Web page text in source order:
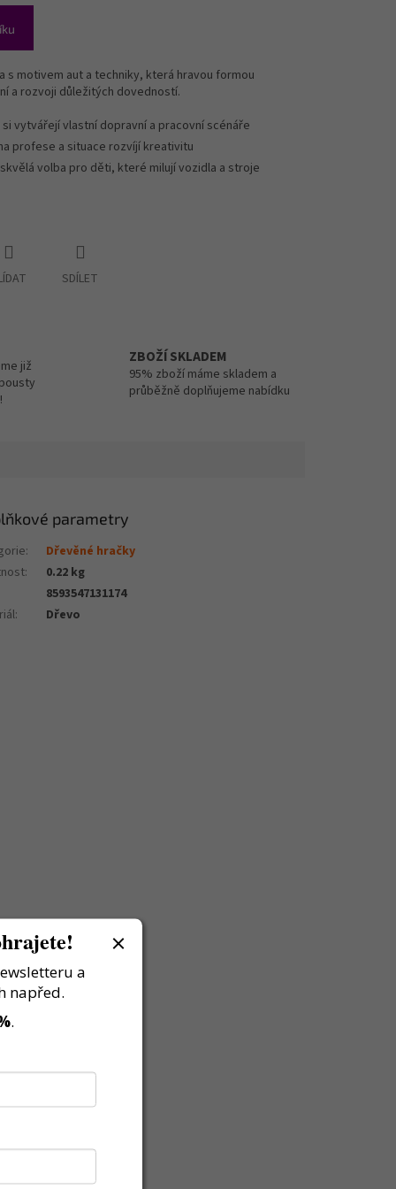
s motivem aut a techniky, která hravou formou
a rozvoji důležitých dovedností.
vytvářejí vlastní dopravní a pracovní scénáře
profese a situace rozvíjí kreativitu
volba pro děti, které milují vozidla a stroje
SDÍLET
již
ZBOŽÍ SKLADEM
95% zboží máme skladem a
průběžně doplňujeme nabídku
parametry
:
Dřevěné hračky
:
0.22 kg
8593547131174
: Dřevo
a
napřed.
.